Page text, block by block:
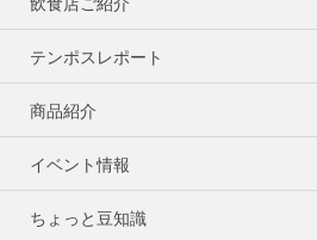
テンポスレポート
商品紹介
イベント情報
ちょっと豆知識